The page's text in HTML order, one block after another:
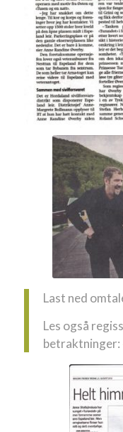
Last ned
Les også
betraktninger: